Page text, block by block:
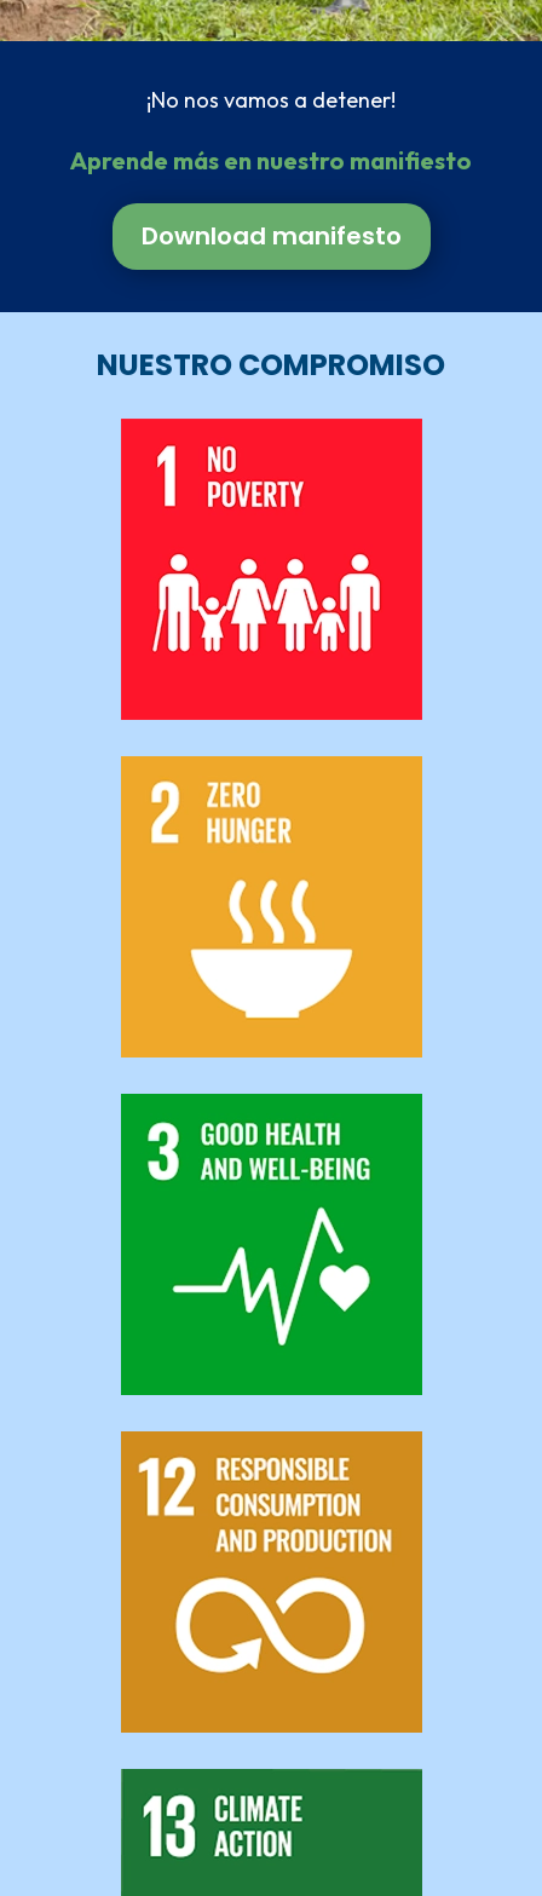
¡No nos vamos a detener!
Aprende más en nuestro manifiesto
Download manifesto
NUESTRO COMPROMISO